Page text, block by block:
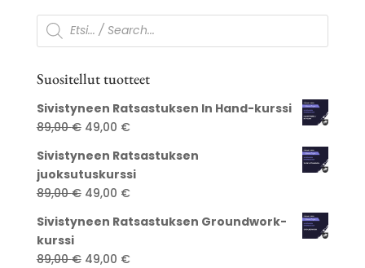
Products
search
Suositellut tuotteet
Sivistyneen Ratsastuksen In Hand-kurssi
89,00€ Alkuperäinen
oli:
89,00 €.
49,00 €Nykyinen
on:
49,00 €.
Sivistyneen Ratsastuksen
juoksutuskurssi
89,00€ Alkuperäinen
oli:
49,00 €Nykyinen
on:
Sivistyneen Ratsastuksen Groundwork-
kurssi
89,00€ Alkuperäinen
49,00 €Nykyinen